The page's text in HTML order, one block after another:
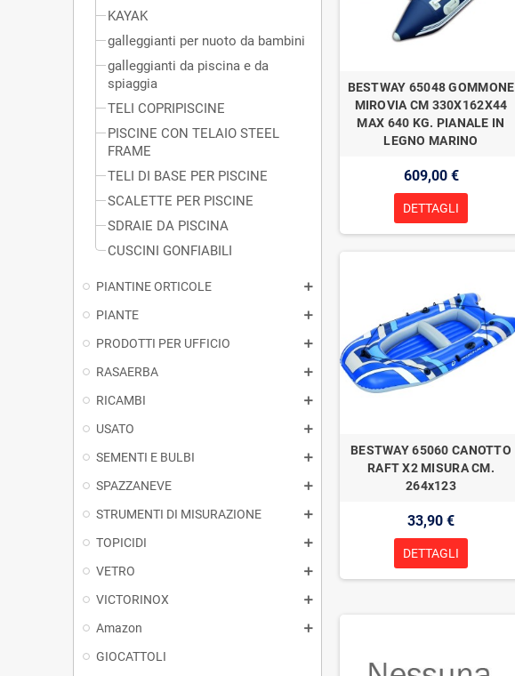
KAYAK
galleggianti per nuoto da bambini
galleggianti da piscina e da
spiaggia
TELI COPRIPISCINE
PISCINE CON TELAIO STEEL
FRAME
TELI DI BASE PER PISCINE
SCALETTE PER PISCINE
SDRAIE DA PISCINA
CUSCINI GONFIABILI
PIANTINE ORTICOLE
PIANTE
PRODOTTI PER UFFICIO
RASAERBA
RICAMBI
USATO
SEMENTI E BULBI
SPAZZANEVE
STRUMENTI DI MISURAZIONE
TOPICIDI
VETRO
VICTORINOX
Amazon
GIOCATTOLI
BESTWAY 65048 GOMMONE
MIROVIA CM 330X162X44
MAX 640 KG. PIANALE IN
LEGNO MARINO
609,00 €
DETTAGLI
BESTWAY 65060 CANOTTO
RAFT X2 MISURA CM.
264x123
33,90 €
DETTAGLI